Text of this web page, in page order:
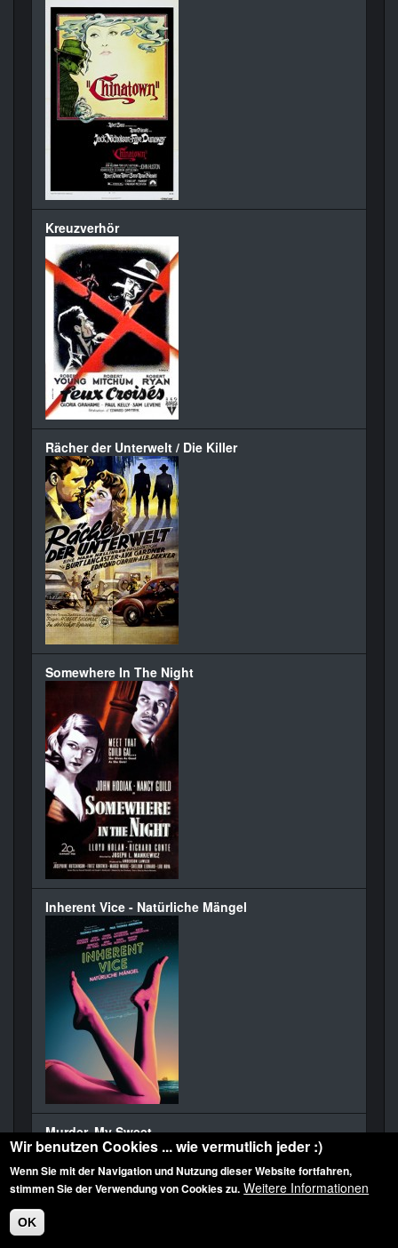
Kreuzverhör
Rächer der Unterwelt / Die Killer
Somewhere In The Night
Inherent Vice - Natürliche Mängel
Murder, My Sweet
Wir benutzen Cookies ... wie vermutlich jeder :)
Wenn Sie mit der Navigation und Nutzung dieser Website fortfahren,
stimmen Sie der Verwendung von Cookies zu. Weitere Informationen
OK